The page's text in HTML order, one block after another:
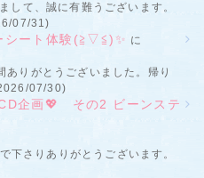
して、誠に有難うございます。
07/31)
シート体験(≧▽≦)✨ に
ありがとうございました。帰り
07/30)
企画💖 その2 ビーンステ
さりありがとうございます。